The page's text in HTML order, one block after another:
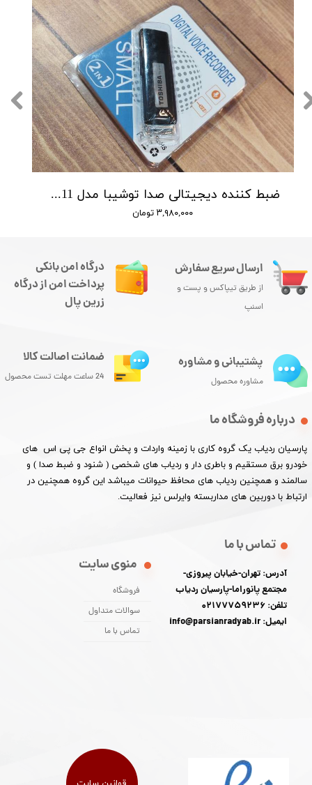
ضبط کننده دیجیتالی صدا توشیبا مدل Toshiba TS-3111 - حافظه 4 گیگ - شنود صدا
۳,۹۸۰,۰۰۰ تومان
ارسال سریع سفارش
از طریق تیپاکس و پست و
اسنپ
درباره فروشگاه ما
پارسیان ردیاب یک گروه کاری با زمینه واردات و پخش انواع جی پی اس های
خودرو برق مستقیم و باطری دار و ردیاب های شخصی ( شنود و ضبط صدا ) و
سالمند و همچنین ردیاب های محافظ حیوانات میباشد این گروه همچنین در
ارتباط با دوربین های مداربسته وایرلس نیز فعالیت.​​​​​​​
منوی سایت
فروشگاه
سوالات متداول
تماس با ما
تماس با ما
آدرس: تهران-خیابان پیروزی-
مجتمع پانوراما-پارسیان ردیاب
تلفن: 02177759236
ایمیل: info@parsianradyab.ir
درگاه امن بانکی
پرداخت امن از درگاه
زرین پال
پشتیبانی و مشاوره
مشاوره محصول
ضمانت اصالت کالا
24 ساعت مهلت تست محصول